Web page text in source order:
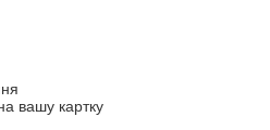
вашу картку